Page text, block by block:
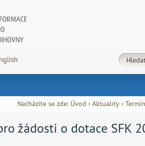
Nacházíte se zde: Úvod › Aktuality ›
žádosti o dotace SFK